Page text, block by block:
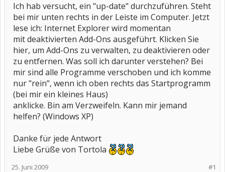
Ich hab versucht, ein "up-date" durchzuführen. Steht
bei mir unten rechts in der Leiste im Computer. Jetzt
lese ich: Internet Explorer wird momentan
mit deaktivierten Add-Ons ausgeführt. Klicken Sie
hier, um Add-Ons zu verwalten, zu deaktivieren oder
zu entfernen. Was soll ich darunter verstehen? Bei
mir sind alle Programme verschoben und ich komme
nur "rein", wenn ich oben rechts das Startprogramm
(bei mir ein kleines Haus)
anklicke. Bin am Verzweifeln. Kann mir jemand
helfen? (Windows XP)
Danke für jede Antwort
Liebe Grüße von Tortola
#1
25. Juni 2009